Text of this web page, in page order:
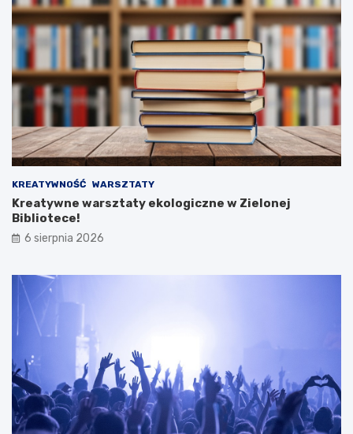
KREATYWNOŚĆ WARSZTATY
Kreatywne warsztaty ekologiczne w Zielonej
Bibliotece!
6 sierpnia 2026